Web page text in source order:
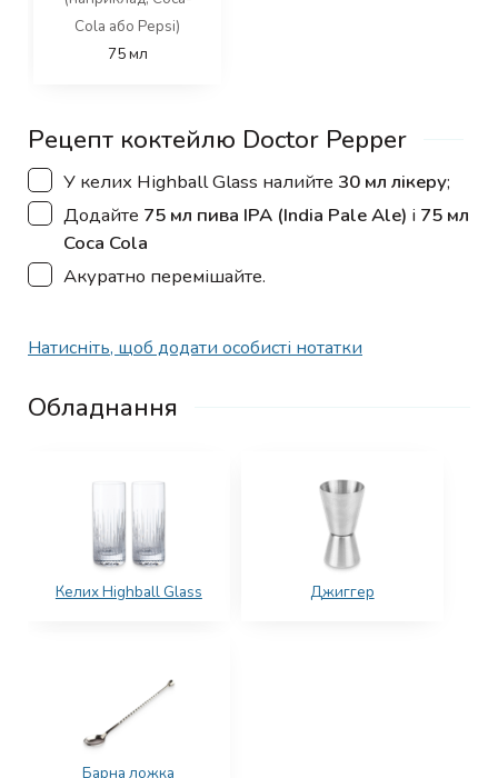
Cola або Pepsi)
75мл
Рецепт коктейлю Doctor Pepper
▢
У келих Highball Glass налийте 30 мл лікеру;
▢
Додайте 75 мл пива IPA (India Pale Ale) і 75 мл
Coca Cola
▢
Акуратно перемішайте.
Натисніть, щоб додати особисті нотатки
Обладнання
Келих Highball Glass Джиггер
Барна ложка